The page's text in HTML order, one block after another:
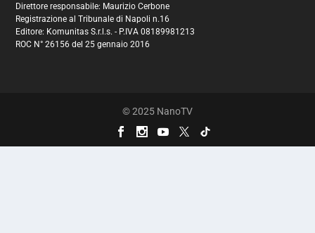
Direttore responsabile: Maurizio Cerbone
Registrazione al Tribunale di Napoli n.16
Editore: Komunitas S.r.l.s. - P.IVA 08189981213
ROC N° 26156 del 25 gennaio 2016
© 2025 NanoTV